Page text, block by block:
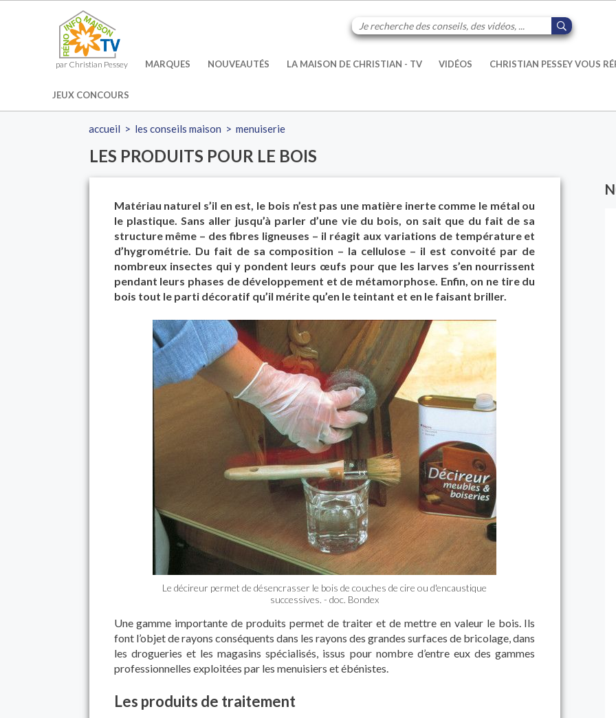
par Christian Pessey MARQUES NOUVEAUTÉS LA MAISON DE CHRISTIAN - TV VIDÉOS CHRISTIAN PESSEY VOUS
JEUX CONCOURS
accueil > les conseils maison >menuiserie
LES PRODUITS POUR LE BOIS
Matériau naturel s’il en est, le bois n’est pas une matière inerte comme le métal ou
le plastique. Sans aller jusqu’à parler d’une vie du bois, on sait que du fait de sa
structure même – des fibres ligneuses – il réagit aux variations de température et
d’hygrométrie. Du fait de sa composition – la cellulose – il est convoité par de
nombreux insectes qui y pondent leurs œufs pour que les larves s’en nourrissent
pendant leurs phases de développement et de métamorphose. Enfin, on ne tire du
bois tout le parti décoratif qu’il mérite qu’en le teintant et en le faisant briller.
Le décireur permet de désencrasser le bois de couches de cire ou d'encaustique
successives. - doc. Bondex
Une gamme importante de produits permet de traiter et de mettre en valeur le bois. Ils
font l’objet de rayons conséquents dans les rayons des grandes surfaces de bricolage, dans
les drogueries et les magasins spécialisés, issus pour nombre d’entre eux des gammes
professionnelles exploitées par les menuisiers et ébénistes.
Les produits de traitement